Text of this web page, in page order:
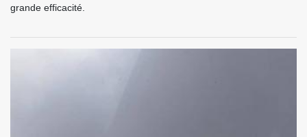
grande efficacité.